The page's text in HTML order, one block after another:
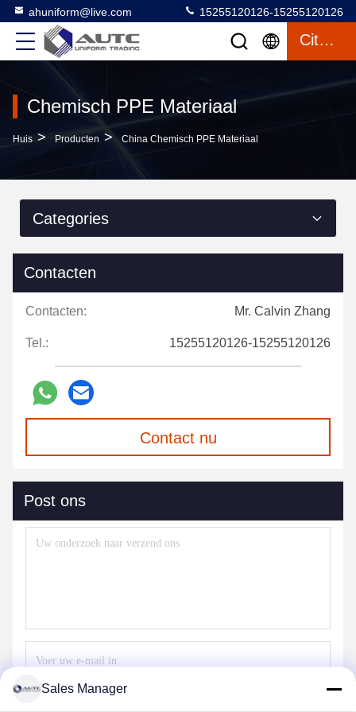
ahuniform@live.com 15255120126-15255120126
Citaat
Chemisch PPE Materiaal
Huis > Producten > China Chemisch PPE Materiaal
Categories
Contacten
Contacten: Mr. Calvin Zhang
Tel.: 15255120126-15255120126
Contact nu
Post ons
Verzend
Sales Manager